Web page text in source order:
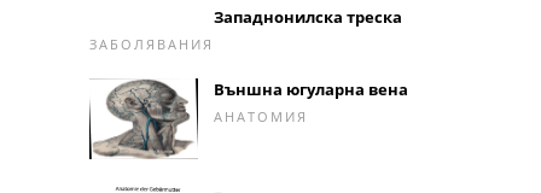
Западнонилска треска
ЗАБОЛЯВАНИЯ
Външна югуларна вена
АНАТОМИЯ